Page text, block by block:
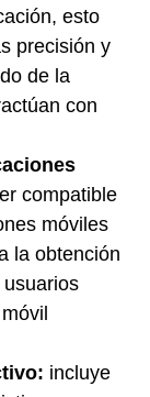
esto
precisión y
de la
con
compatible
móviles
la obtención
incluye